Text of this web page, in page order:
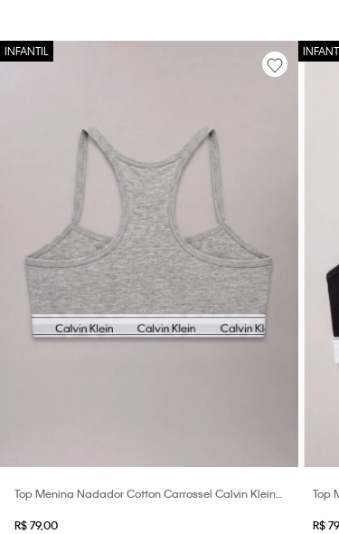
Top Menina Nadador Cotton Carrossel Calvin Klein
R$79,00
Top
R$ 79,